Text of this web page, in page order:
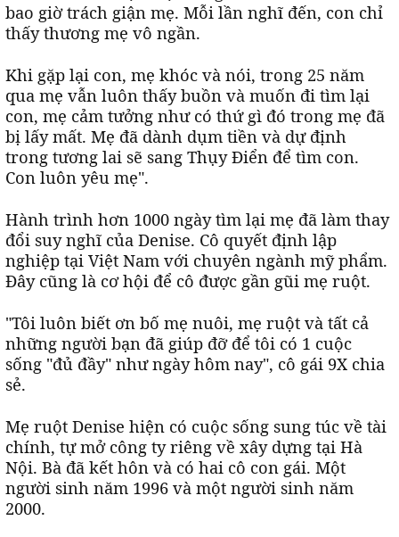
bao giờ trách giận mẹ. Mỗi lần nghĩ đến, con chỉ
thấy thương mẹ vô ngần.
Khi gặp lại con, mẹ khóc và nói, trong 25 năm
qua mẹ vẫn luôn thấy buồn và muốn đi tìm lại
con, mẹ cảm tưởng như có thứ gì đó trong mẹ đã
bị lấy mất. Mẹ đã dành dụm tiền và dự định
trong tương lai sẽ sang Thụy Điển để tìm con.
Con luôn yêu mẹ".
Hành trình hơn 1000 ngày tìm lại mẹ đã làm thay
đổi suy nghĩ của Denise. Cô quyết định lập
nghiệp tại Việt Nam với chuyên ngành mỹ phẩm.
Đây cũng là cơ hội để cô được gần gũi mẹ ruột.
"Tôi luôn biết ơn bố mẹ nuôi, mẹ ruột và tất cả
những người bạn đã giúp đỡ để tôi có 1 cuộc
sống "đủ đầy" như ngày hôm nay", cô gái 9X chia
sẻ.
Mẹ ruột Denise hiện có cuộc sống sung túc về tài
chính, tự mở công ty riêng về xây dựng tại Hà
Nội. Bà đã kết hôn và có hai cô con gái. Một
người sinh năm 1996 và một người sinh năm
2000.